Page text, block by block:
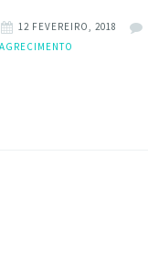
12 FEVEREIRO, 2018